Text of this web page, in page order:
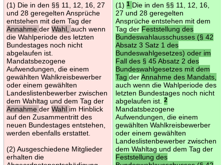
(1) Die in den §§ 11, 12, 16, 27
und 28 geregelten Ansprüche
entstehen mit dem Tag der
Annahme der Wahl, auch wenn
die Wahlperiode des letzten
Bundestages noch nicht
abgelaufen ist.
Mandatsbezogene
Aufwendungen, die einem
gewählten Wahlkreisbewerber
oder einem gewählten
Landeslistenbewerber zwischen
dem Wahltag und dem Tag der
Annahme der Wahl im Hinblick
auf den Zusammentritt des
neuen Bundestages entstehen,
werden ebenfalls erstattet.
(2) Ausgeschiedene Mitglieder
erhalten die
(1) 1 Die in den §§ 11, 12, 16,
27 und 28 geregelten
Ansprüche entstehen mit dem
Tag der Feststellung des
Bundeswahlausschusses (§ 42
Absatz 3 Satz 1 des
Bundeswahlgesetzes) oder im
Fall des § 45 Absatz 2 des
Bundeswahlgesetzes mit dem
Tag derAnnahme des Mandats,
auch wenn die Wahlperiode des
letzten Bundestages noch nicht
abgelaufen ist.
2
Mandatsbezogene
Aufwendungen, die einem
gewählten Wahlkreisbewerber
oder einem gewählten
Landeslistenbewerber zwischen
dem Wahltag und dem Tag der
Feststellung des